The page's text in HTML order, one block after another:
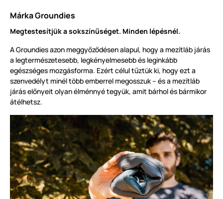
Márka Groundies
Megtestesítjük a sokszínűséget. Minden lépésnél.
A Groundies azon meggyőződésen alapul, hogy a mezítláb járás
a legtermészetesebb, legkényelmesebb és leginkább
egészséges mozgásforma. Ezért célul tűztük ki, hogy ezt a
szenvedélyt minél több emberrel megosszuk – és a mezítláb
járás előnyeit olyan élménnyé tegyük, amit bárhol és bármikor
átélhetsz.